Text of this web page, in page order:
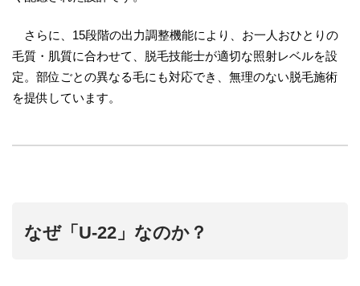
さらに、15段階の出力調整機能により、お一人おひとりの
毛質・肌質に合わせて、脱毛技能士が適切な照射レベルを設
定。部位ごとの異なる毛にも対応でき、無理のない脱毛施術
を提供しています。
なぜ「U-22」なのか？